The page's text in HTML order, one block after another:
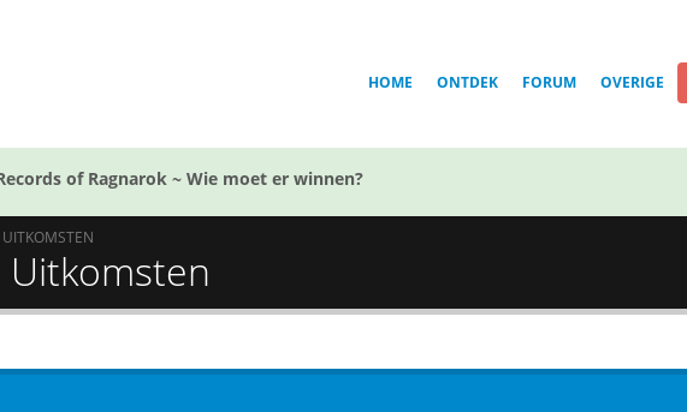
HOME ONTDEK FORUM OVERIGE
of Ragnarok ~ Wie moet er winnen?
UITKOMSTEN
Uitkomsten